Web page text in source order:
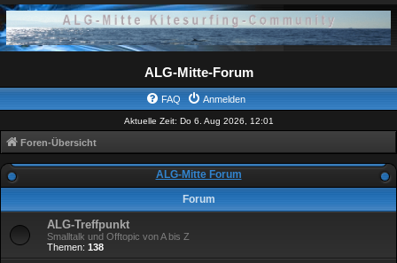
ALG-Mitte-Forum
FAQ Anmelden
Aktuelle Zeit: Do 6. Aug 2026, 12:01
Foren-Übersicht
ALG-Mitte Forum
Forum
ALG-Treffpunkt
Smalltalk und Offtopic von A bis Z
Themen: 138